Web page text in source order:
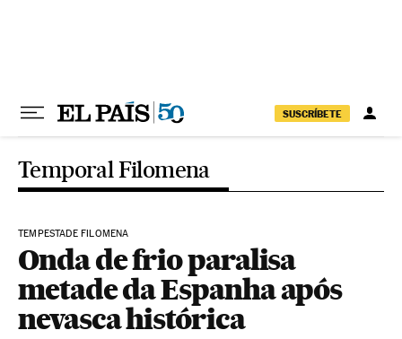
SUSCRÍBETE
Temporal Filomena
TEMPESTADE FILOMENA
Onda de frio paralisa
metade da Espanha após
nevasca histórica